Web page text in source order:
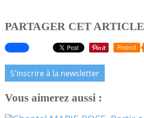
PARTAGER CET ARTICLE
Repost
S'inscrire à la newsletter
Vous aimerez aussi :